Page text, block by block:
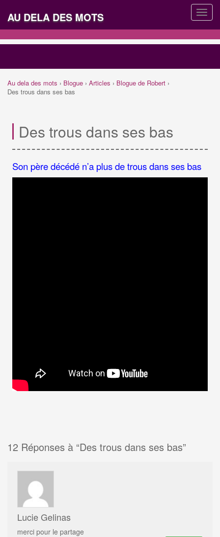
AU DELA DES MOTS
Au dela des mots › Blogue › Articles › Blogue de Robert ›
Des trous dans ses bas
Des trous dans ses bas
Son père décédé n’a plus de trous dans ses bas
12 Réponses à “Des trous dans ses bas”
Lucie Gelinas
merci pour le partage